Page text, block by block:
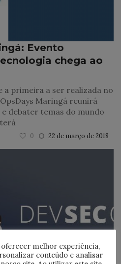
Evento
chega ao
a primeira a ser realizada no
Maringá reunirá
debater temas do mundo
22 de março de 2018
0
melhor experiência,
conteúdo e analisar